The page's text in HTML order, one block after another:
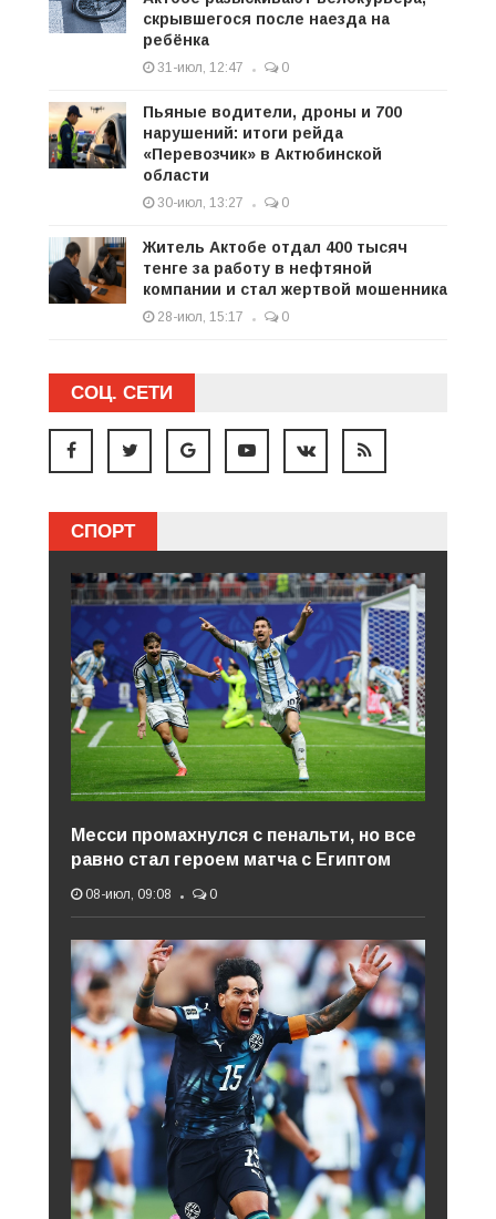
скрывшегося после наезда на
ребёнка
31-июл, 12:47 0
Пьяные водители, дроны и 700
нарушений: итоги рейда
«Перевозчик» в Актюбинской
области
30-июл, 13:27 0
Житель Актобе отдал 400 тысяч
тенге за работу в нефтяной
компании и стал жертвой мошенника
28-июл, 15:17 0
СОЦ. СЕТИ
СПОРТ
Месси промахнулся с пенальти, но все
равно стал героем матча с Египтом
08-июл, 09:08 0